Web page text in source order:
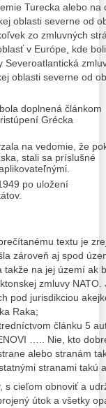
Turecka alebo na
oblasti severne od
zo zmluvných
v Európe, kde
oblasti severne od
doplnená článkom
Grécka
na vedomie, že
stali sa príslušné
po uložení
textu je
zároveň aj spod
na jej území ak
zmluvy
pod jurisdikciou
Raka;
článku 5
….. Nie, kto
alebo stranám
stranami takú
s cieľom obnoviť a
útok a všetky